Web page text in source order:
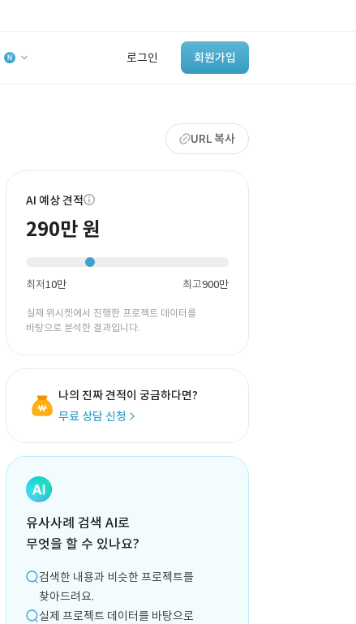
로그인 회원가입
‘이런 거’ 만들어본
개발 회사 있어?
바로가기
URL 복사
AI 예상 견적
290만 원
최저10만 최고900만
실제 위시켓에서 진행한 프로젝트 데이터를
바탕으로 분석한 결과입니다.
나의 진짜 견적이 궁금하다면?
무료 상담 신청
유사사례 검색 AI로
무엇을 할 수 있나요?
검색한 내용과 비슷한 프로젝트를
찾아드려요.
실제 프로젝트 데이터를 바탕으로